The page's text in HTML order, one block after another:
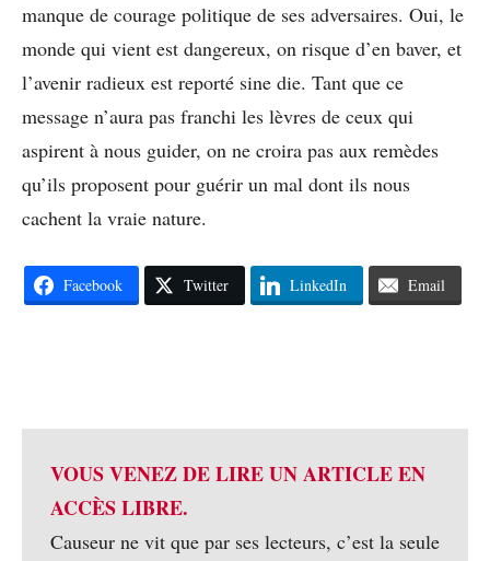
manque de courage politique de ses adversaires. Oui, le
monde qui vient est dangereux, on risque d’en baver, et
l’avenir radieux est reporté sine die. Tant que ce
message n’aura pas franchi les lèvres de ceux qui
aspirent à nous guider, on ne croira pas aux remèdes
qu’ils proposent pour guérir un mal dont ils nous
cachent la vraie nature.
Facebook Twitter LinkedIn Email
VOUS VENEZ DE LIRE UN ARTICLE EN
ACCÈS LIBRE.
Causeur ne vit que par ses lecteurs, c’est la seule